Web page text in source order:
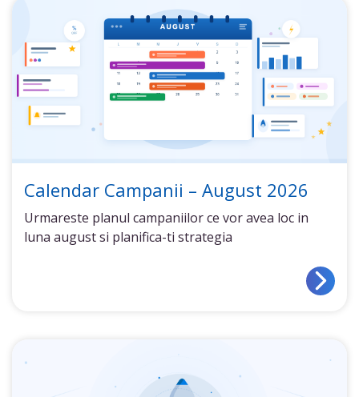
Calendar Campanii – August 2026
Urmareste planul campaniilor ce vor avea loc in
luna august si planifica-ti strategia